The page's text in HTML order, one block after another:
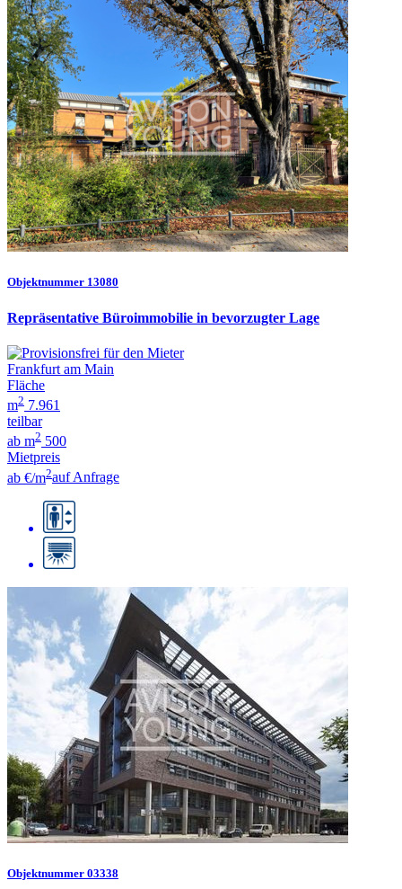
Objektnummer 13080
Repräsentative Büroimmobilie in bevorzugter Lage
Frankfurt am Main
Fläche
m2 7.961
teilbar
ab m2 500
Mietpreis
ab €/m2auf Anfrage
Objektnummer 03338